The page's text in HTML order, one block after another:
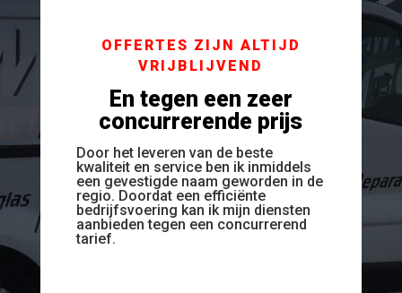
OFFERTES ZIJN ALTIJD
VRIJBLIJVEND
En tegen een zeer
concurrerende prijs
Door het leveren van de beste
kwaliteit en service ben ik inmiddels
een gevestigde naam geworden in de
regio. Doordat een efficiënte
bedrijfsvoering kan ik mijn diensten
aanbieden tegen een concurrerend
tarief.